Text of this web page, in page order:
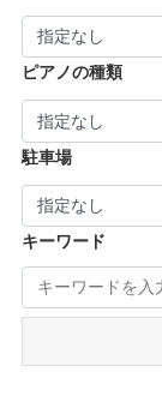
ピアノの種類
駐車場
キーワード